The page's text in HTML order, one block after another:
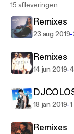
15 afleveringen
Remixes
23 aug 2019-
Remixes
14 jun 2019-
18 jan 2019-
Remixes